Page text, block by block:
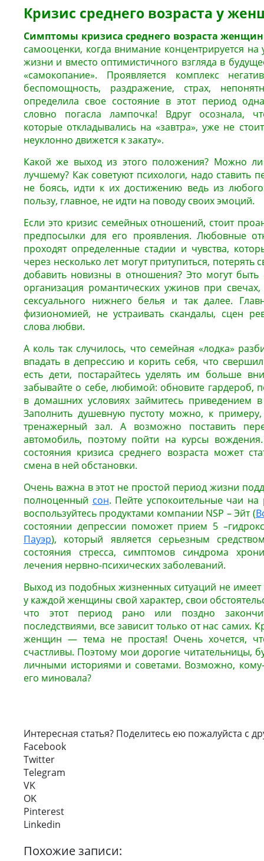
Кризис среднего возраста у
Симптомы кризиса среднего возраста женщин
самооценки, когда внимание концентрируется
жизни и вместо оптимистичного взгляда в
«самокопание». Проявляется комплекс
беспомощность, раздражение, страх,
определила свое состояние в этот период
словно погасла лампочка! Вдруг осознала,
которые откладывались на «завтра», уже не
неуклонно движется к закату».
Какой же выход из этого положения? Можно
лучшему? Как советуют психологи, надо ставить
не боясь, идти к их достижению ведь из
пользу, главное, не идти на поводу своих эмоций.
Если это кризис семейных отношений, стоит
предпосылки для его проявления. Любовные
проходят определенные стадии и чувства,
через несколько лет могут притупиться, потерять
добавить новизны в отношения? Это могут быть
организация романтических ужинов при
сексуального нижнего белья и так далее.
физиономией, не устраивать скандалы, сцен
слова любви.
А коль так случилось, что семейная «лодка»
впадать в депрессию и корить себя, что
есть дети, постарайтесь уделять им больше
забывайте о себе, любимой: обновите гардероб,
в домашних условиях займитесь приведением
Заполнить душевную пустоту можно, к
тренажерный зал. А возможно поставить
автомобиль, поэтому пойти на курсы
состояния кризиса среднего возраста может
смена в ней обстановки.
Очень важна в этот не простой период жизни
полноценный сон. Пейте успокоительные чаи на
воспользуйтесь продуктами компании NSP – Эйт (
состоянии депрессии поможет прием 5
Пауэр), который является серьезным
состояния стресса, симптомов синдрома
лечения нервно-психических заболеваний.
Выход из подобных жизненных ситуаций не имеет
у каждой женщины свой характер, свои
что этот период рано или поздно
последствиями, все зависит только от нас самих.
женщин — тема не простая! Очень хочется,
счастливы. Поэтому мои дорогие читательницы,
личными историями и советами. Возможно,
его миновала?
Интересная статья? Поделитесь ею пожалуйста с
Facebook
Twitter
Telegram
VK
OK
Pinterest
Linkedin
Похожие записи: